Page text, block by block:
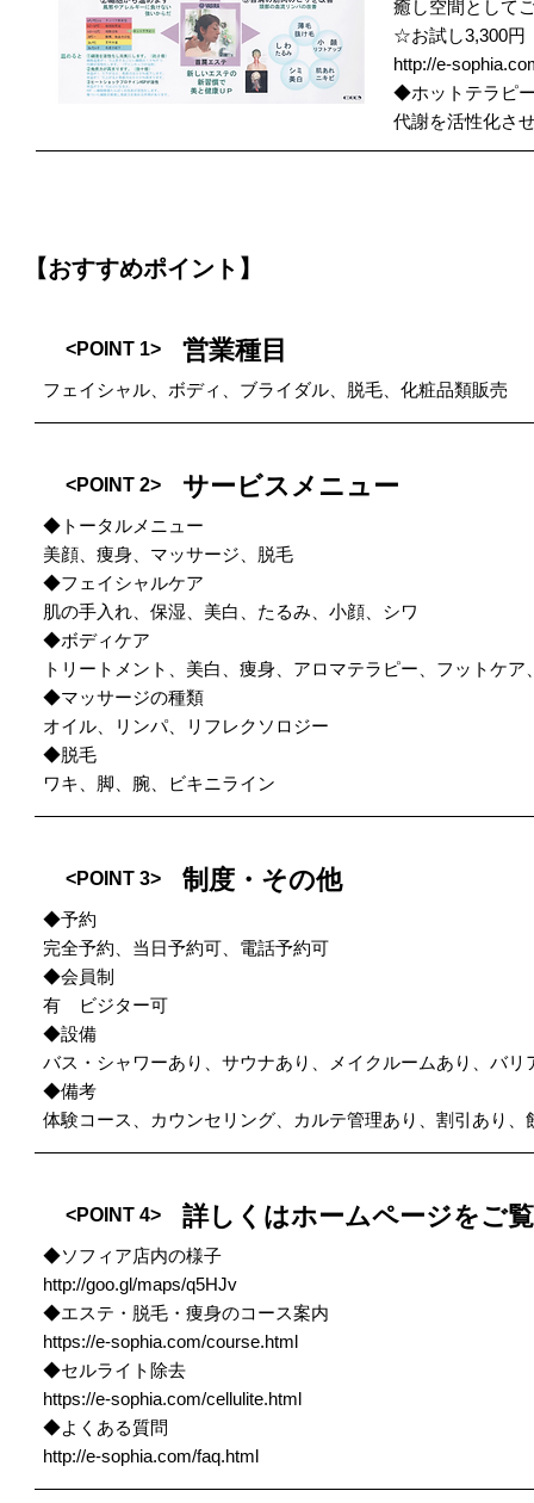
癒し空間として
☆お試し3,300円
http://e-
◆ホットテラピ
代謝を活性化さ
【おすすめポイント】
<POINT 1> 営業種目
フェイシャル、ボディ、ブライダル、脱毛、化粧品類販売
<POINT 2> サービスメニュー
◆トータルメニュー
美顔、痩身、マッサージ、脱毛
◆フェイシャルケア
肌の手入れ、保湿、美白、たるみ、小顔、シワ
◆ボディケア
トリートメント、美白、痩身、アロマテラピー、フットケア
◆マッサージの種類
オイル、リンパ、リフレクソロジー
◆脱毛
ワキ、脚、腕、ビキニライン
<POINT 3> 制度・その他
◆予約
完全予約、当日予約可、電話予約可
◆会員制
有 ビジター可
◆設備
バス・シャワーあり、サウナあり、メイクルームあり、バリ
◆備考
体験コース、カウンセリング、カルテ管理あり、割引あり、
<POINT 4> 詳しくはホームページをご
◆ソフィア店内の様子
http://goo.gl/maps/q5HJv
◆エステ・脱毛・痩身のコース案内
https://e-sophia.com/course.html
◆セルライト除去
https://e-sophia.com/cellulite.html
◆よくある質問
http://e-sophia.com/faq.html